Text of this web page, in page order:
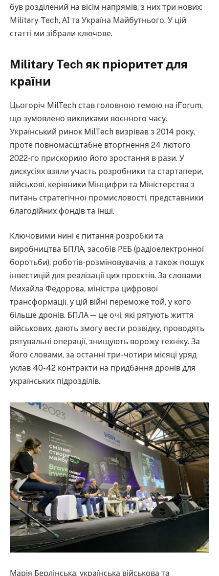
був розділений на вісім напрямів, з них три нових:
Military Tech, АІ та Україна Майбутнього. У цій
статті ми зібрали ключове.
Military Tech як пріоритет для
країни
Цьогоріч MilTech став головною темою на iForum,
що зумовлено викликами воєнного часу.
Український ринок MilTech визрівав з 2014 року,
проте повномасштабне вторгнення 24 лютого
2022-го прискорило його зростання в рази. У
дискусіях взяли участь розробники та стартапери,
військові, керівники Мінцифри та Міністерства з
питань стратегічної промисловості, представники
благодійних фондів та інші.
Ключовими нині є питання розробки та
виробництва БПЛА, засобів РЕБ (радіоелектронної
боротьби), роботів-розміновувачів, а також пошук
інвестицій для реалізації цих проєктів. За словами
Михайла Федорова, міністра цифрової
трансформації, у цій війні переможе той, у кого
більше дронів. БПЛА — це очі, які рятують життя
військових, дають змогу вести розвідку, проводять
рятувальні операції, знищують ворожу техніку. За
його словами, за останні три-чотири місяці уряд
уклав 40-42 контракти на придбання дронів для
українських підрозділів.
Марія Берлінська, українська військова та